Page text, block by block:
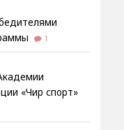
1
«Чир спорт»